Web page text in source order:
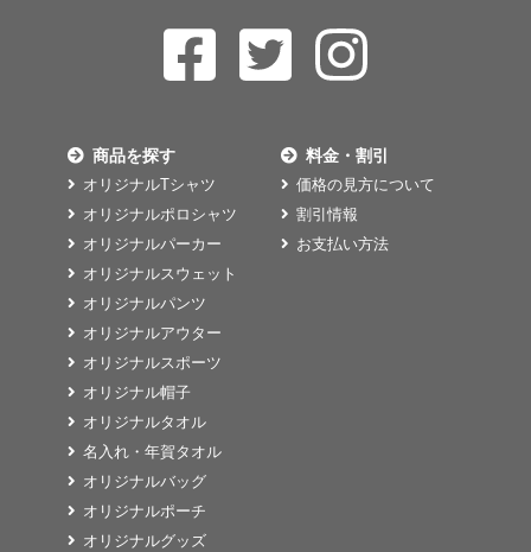
商品を探す
オリジナルTシャツ
オリジナルポロシャツ
オリジナルパーカー
オリジナルスウェット
オリジナルパンツ
オリジナルアウター
オリジナルスポーツ
オリジナル帽子
オリジナルタオル
名入れ・年賀タオル
オリジナルバッグ
オリジナルポーチ
オリジナルグッズ
料金・割引
価格の見方について
割引情報
お支払い方法